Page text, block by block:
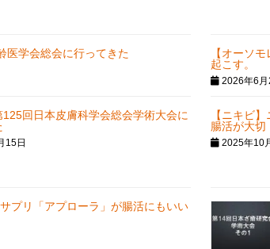
医学会総会に行ってきた
【オーソ
起こす。
2026年6月
125回日本皮膚科学会総会学術大会に
15日
【ニキビ
腸活が大切
2025年10
プリ「アプローラ」が腸活にもいい